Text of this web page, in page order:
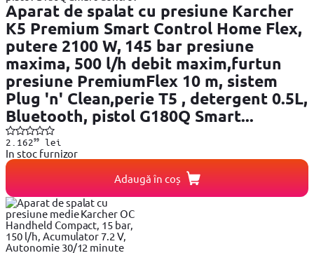
Aparat de spalat cu presiune Karcher
K5 Premium Smart Control Home Flex,
putere 2100 W, 145 bar presiune
maxima, 500 l/h debit maxim,furtun
presiune PremiumFlex 10 m, sistem
Plug 'n' Clean,perie T5 , detergent 0.5L,
Bluetooth, pistol G180Q Smart...
2.16299lei
In stoc furnizor
Adaugă în coș